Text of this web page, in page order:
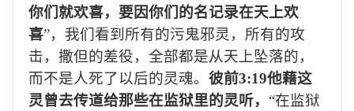
你们就欢喜，要因你们的名记录在天上欢
喜”，我们看到所有的污鬼邪灵，所有的攻
击，撒但的差役，全部都是从天上坠落的，
而不是人死了以后的灵魂。 彼前3:19他藉这
灵曾去传道给那些在监狱里的灵听， “在监狱